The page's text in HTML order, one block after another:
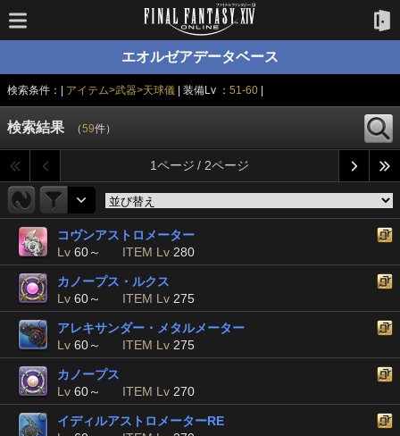
エオルゼアデータベース
検索条件：| アイテム>武器>天球儀 | 装備Lv ： 51-60|
検索結果 （59件）
1ページ / 2ページ
コヴンアストロメーター
Lv 60～ ITEM Lv 280
カノープス・ルクス
Lv 60～ ITEM Lv 275
アレキサンダー・メタルメーター
Lv 60～ ITEM Lv 275
カノープス
Lv 60～ ITEM Lv 270
イディルアストロメーターRE